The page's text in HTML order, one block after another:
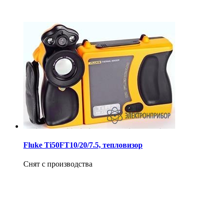
Fluke Ti50FT10/20/7.5, тепловизор
Снят с производства